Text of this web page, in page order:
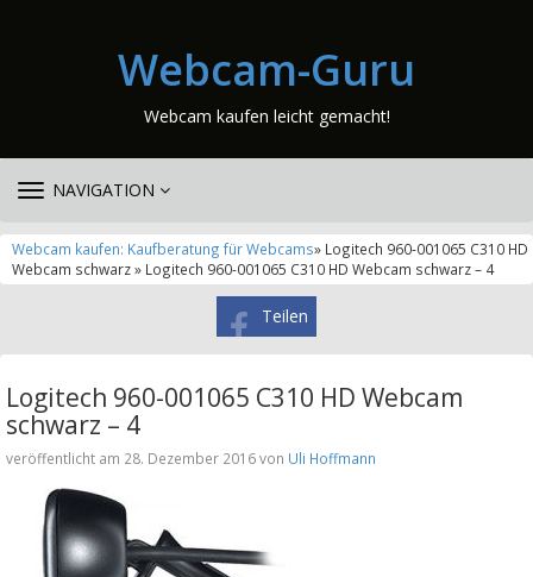
Webcam-Guru
Webcam kaufen leicht gemacht!
TOGGLE
NAVIGATION
Webcam kaufen: Kaufberatung für Webcams» Logitech 960-001065 C310 HD
Webcam schwarz » Logitech 960-001065 C310 HD Webcam schwarz – 4
Teilen
Logitech 960-001065 C310 HD Webcam
schwarz – 4
veröffentlicht am 28. Dezember 2016 von Uli Hoffmann